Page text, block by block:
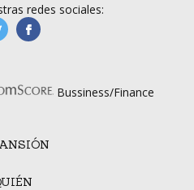
redes sociales:
manufacturaGE
Bussiness/Finance